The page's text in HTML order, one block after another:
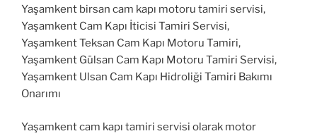
Yaşamkent birsan cam kapı motoru tamiri servisi,
Yaşamkent Cam Kapı İticisi Tamiri Servisi,
Yaşamkent Teksan Cam Kapı Motoru Tamiri,
Yaşamkent Gülsan Cam Kapı Motoru Tamiri Servisi,
Yaşamkent Ulsan Cam Kapı Hidroliği Tamiri Bakımı
Onarımı
Yaşamkent cam kapı tamiri servisi olarak motor